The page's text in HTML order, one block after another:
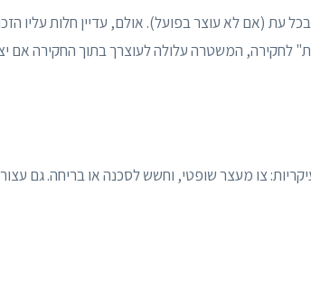
עת (אם לא עוצר בפועל). אולם, עדיין חלות עליו
לחקירה, המשטרה עלולה לעוצרך בתוך החקירה אם
צו מעצר שופטי, וחשש לסכנה או בריחה. גם